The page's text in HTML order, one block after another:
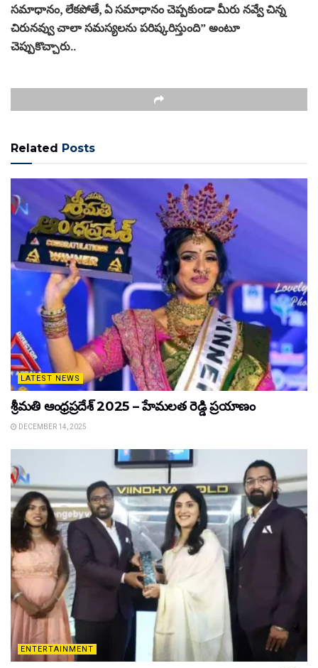
సమాధానం, లేకపోతే, ఏ సమాధానం చెప్పకుండా మీరు నవ్వే చిన్న
చిరునవ్వు చాలా సమస్యలను పరిష్కరిస్తుంది” అంటూ
చెప్పుకొచ్చారు..
Related Posts
LATEST NEWS
శ్రీమతి ఆంధ్రప్రదేశ్ 2025 – హేమలత రెడ్డి ప్రయాణం
DECEMBER 14, 2025
ENTERTAINMENT